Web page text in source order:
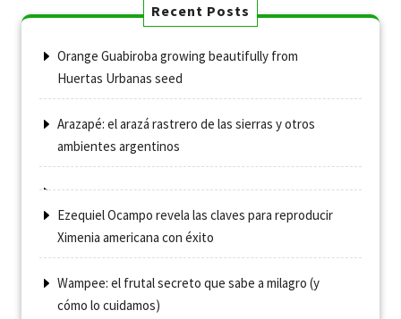
Recent Posts
Orange Guabiroba growing beautifully from
Huertas Urbanas seed
Arazapé: el arazá rastrero de las sierras y otros
ambientes argentinos
Ezequiel Ocampo revela las claves para reproducir
Ximenia americana con éxito
Wampee: el frutal secreto que sabe a milagro (y
cómo lo cuidamos)